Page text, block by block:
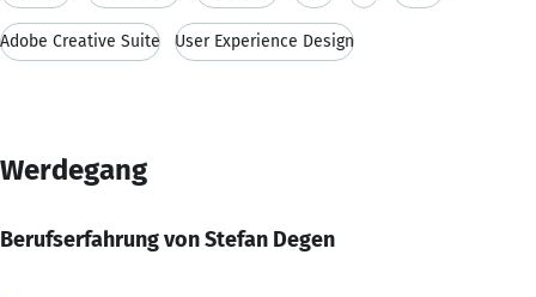
Adobe Creative Suite User Experience Design
Werdegang
Berufserfahrung von Stefan Degen